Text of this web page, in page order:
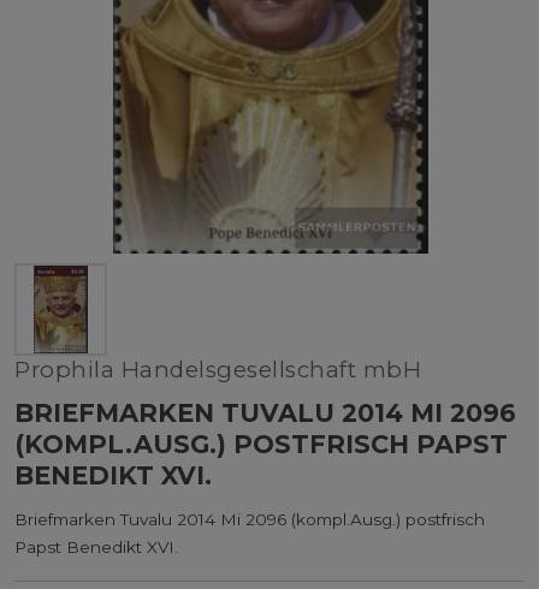
Prophila Handelsgesellschaft mbH
BRIEFMARKEN TUVALU 2014 MI 2096
(KOMPL.AUSG.) POSTFRISCH PAPST
BENEDIKT XVI.
Briefmarken Tuvalu 2014 Mi 2096 (kompl.Ausg.) postfrisch
Papst Benedikt XVI.